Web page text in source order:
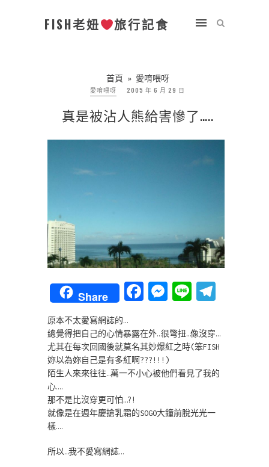
FISH老妞 旅行記食
首頁 » 愛唷喂呀
愛唷喂呀
2005 年 6 月 29 日
真是被沾人熊給害慘了…..
Share Facebook
Messenger
Line
原本不太愛寫網誌的…
總覺得把自己的心情暴露在外…很彆扭…像沒穿…
尤其在每次回國後就莫名其妙爆紅之時(笨FISH
妳以為妳自己是有多紅啊???!!!)
陌生人來來往往…萬一不小心被他們看見了我的
心….
那不是比沒穿更可怕…?!
就像是在週年慶搶乳霜的SOGO大鐘前脫光光一
樣….
所以…我不愛寫網誌…